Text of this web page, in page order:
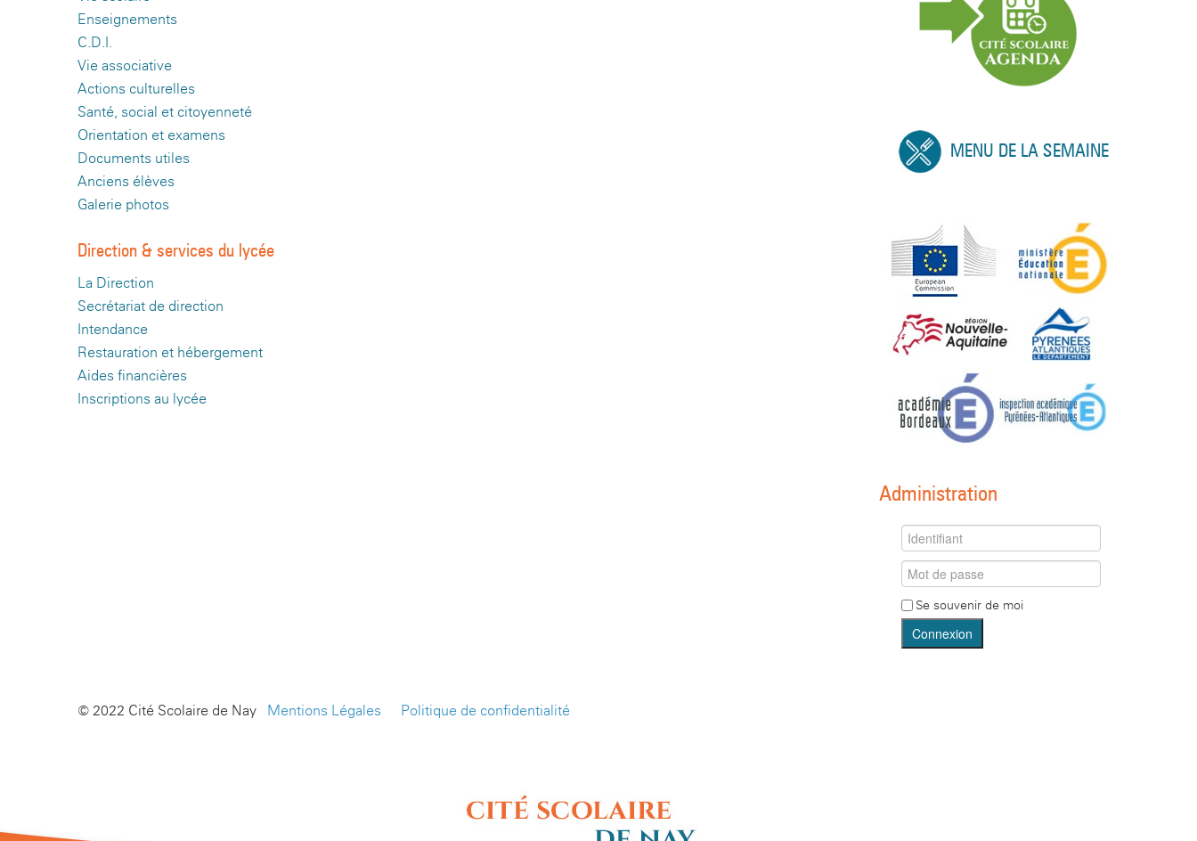
Enseignements
C.D.I.
Vie associative
Actions culturelles
Santé, social et citoyenneté
Orientation et examens
Documents utiles
Anciens élèves
Galerie photos
Direction & services du lycée
La Direction
Secrétariat de direction
Intendance
Restauration et hébergement
Aides financières
Inscriptions au lycée
MENU DE LA SEMAINE
Administration
Se souvenir de moi
Connexion
© 2022 Cité Scolaire de Nay - Mentions Légales Politique de confidentialité